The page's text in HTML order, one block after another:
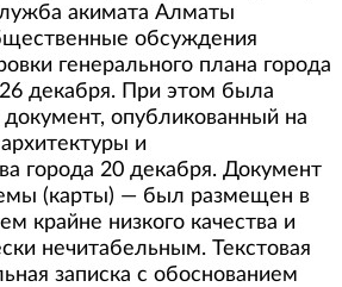
акимата Алматы
обсуждения
генерального плана города
декабря. При этом была
документ, опубликованный на
и
города 20 декабря. Документ
(карты) — был размещен в
крайне низкого качества и
нечитабельным. Текстовая
записка с обоснованием